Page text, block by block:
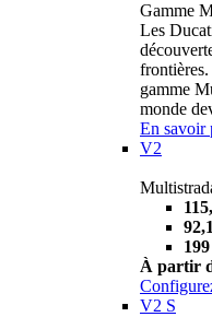
Gamme
Les
gamme
monde
En savoir
V2
À partir
V2 S